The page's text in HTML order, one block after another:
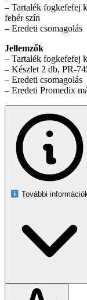
– Tartalék fogkefefej
fehér szín
– Eredeti csomagolás
Jellemzők
– Tartalék fogkefefej
– Készlet 2 db, PR-
– Eredeti csomagolás
– Eredeti Promedix
További